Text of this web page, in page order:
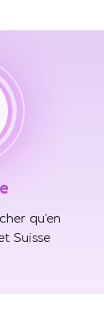
qu’en
Suisse